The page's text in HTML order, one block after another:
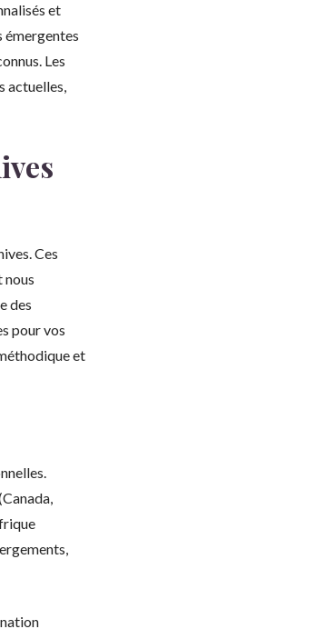
et
émergentes
Les
actuelles,
Ces
nous
des
pour vos
et